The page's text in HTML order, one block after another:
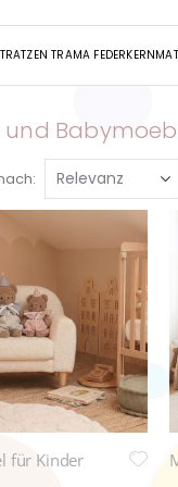
TRAMA
für Kinder